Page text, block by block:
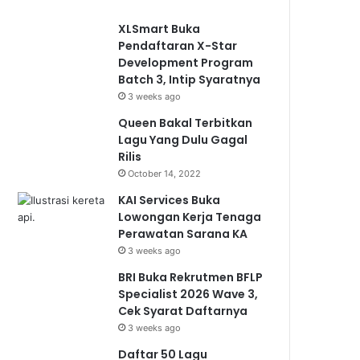
XLSmart Buka
Pendaftaran X-Star
Development Program
Batch 3, Intip Syaratnya
3 weeks ago
Queen Bakal Terbitkan
Lagu Yang Dulu Gagal
Rilis
October 14, 2022
KAI Services Buka
Lowongan Kerja Tenaga
Perawatan Sarana KA
3 weeks ago
BRI Buka Rekrutmen BFLP
Specialist 2026 Wave 3,
Cek Syarat Daftarnya
3 weeks ago
Daftar 50 Lagu